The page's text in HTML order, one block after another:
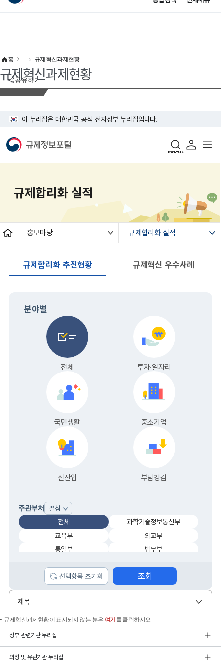
이 누리집은 대한민국 공식 전자정부 누리집입니다.
공유하기
홈 규제혁신과제현황
규제혁신과제현황
규제혁신과제현황이 표시되지 않는 분은 여기 를 클릭하시오.
정부 관련기관 누리집
외청 및 유관기관 누리집